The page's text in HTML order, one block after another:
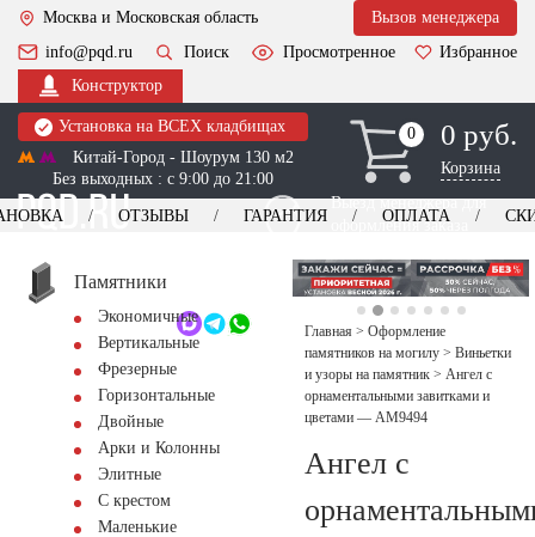
Москва и Московская область
Вызов менеджера
info@pqd.ru
Поиск Просмотренное
Избранное
Конструктор
Установка на ВСЕХ кладбищах
Китай-Город - Шоурум 130 м2
Без выходных : с 9:00 до 21:00
0
0 0 руб.
Корзина
Выезд менеджера для
оформления заказа
+7 (495) 518-44-23
Обратный звонок
ОТЗЫВЫ ГАРАНТИЯ ОПЛАТА
Памятники
Экономичные
Вертикальные
Фрезерные
Горизонтальные
Двойные
Арки и Колонны
Элитные
С крестом
Маленькие
Главная > Оформление
памятников на могилу > Виньетки
и узоры на памятник > Ангел с
орнаментальными завитками и
цветами — AM9494
Ангел с